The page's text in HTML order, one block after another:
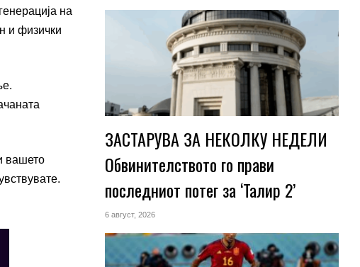
на
и физички
вашето
ЗАСТАРУВА ЗА НЕКОЛКУ НЕДЕЛИ
Обвинителството го прави
последниот потег за ‘Талир 2’
6 август, 2026